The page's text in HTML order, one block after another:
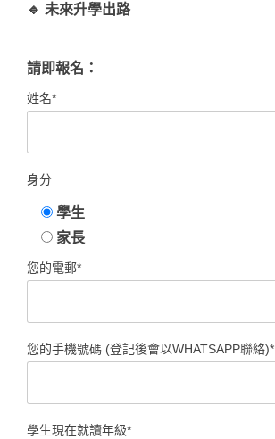
🔹 未來升學出路
請即報名：
姓名*
身分
學生
家長
您的電郵*
您的手機號碼 (登記後會以WHATSAPP聯絡)*
學生現在就讀年級*